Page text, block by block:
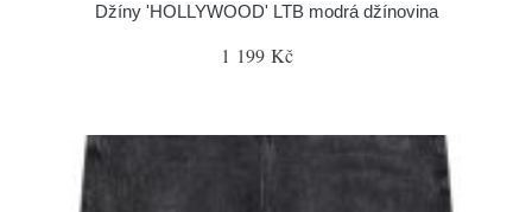
Džíny 'HOLLYWOOD' LTB modrá džínovina
1 199 Kč